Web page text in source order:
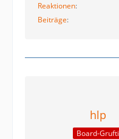
Reaktionen
Beiträge
hlp
Board-Grufti